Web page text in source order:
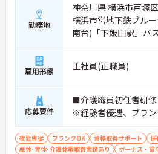
勤務地
神奈川県 横浜市戸塚
横浜市営地下鉄ブル
南台)「下飯田駅」バ
雇用形態 正社員(正職員)
応募要件
■介護職員初任者研
※経験者優遇、ブラ
夜勤専従 ブランクOK 資格取得サポート
研
産休･育休･介護休暇取得実績あり
ボーナス・賞